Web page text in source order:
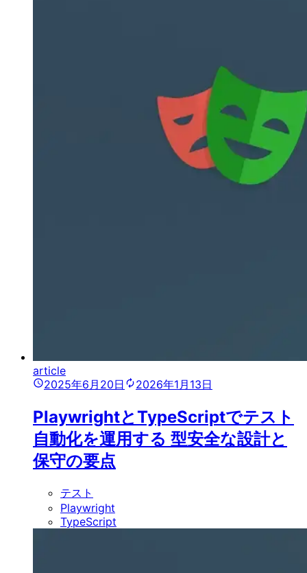
article
2025年6月20日
2026年1月13日
PlaywrightとTypeScriptでテスト
自動化を運用する 型安全な設計と
保守の要点
テスト
Playwright
TypeScript